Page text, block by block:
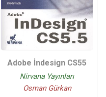
Adobe İndesign CS55
Nirvana Yayınları
Osman Gürkan